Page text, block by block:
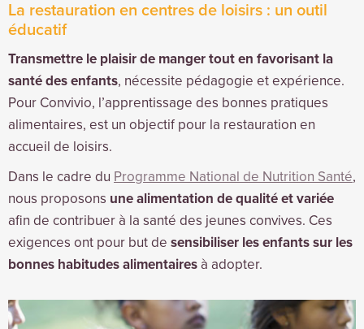
La restauration en centres de loisirs : un outil
éducatif
Transmettre le plaisir de manger tout en favorisant la
santé des enfants, nécessite pédagogie et expérience.
Pour Convivio, l’apprentissage des bonnes pratiques
alimentaires, est un objectif pour la restauration en
accueil de loisirs.
Dans le cadre du Programme National de Nutrition Santé,
nous proposons une alimentation de qualité et variée
afin de contribuer à la santé des jeunes convives. Ces
exigences ont pour but de sensibiliser les enfants sur les
bonnes habitudes alimentaires à adopter.